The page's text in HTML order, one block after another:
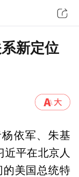
新定位
依军、朱基
近平在北京人
的美国总统特